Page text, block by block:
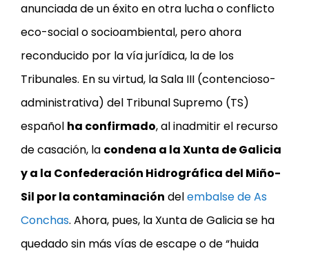
anunciada de un éxito en otra lucha o conflicto
eco-social o socioambiental, pero ahora
reconducido por la vía jurídica, la de los
Tribunales. En su virtud, la Sala III (contencioso-
administrativa) del Tribunal Supremo (TS)
español ha confirmado, al inadmitir el recurso
de casación, la condena a la Xunta de Galicia
y a la Confederación Hidrográfica del Miño-
Sil por la contaminación delembalse de As
Conchas. Ahora, pues, la Xunta de Galicia se ha
quedado sin más vías de escape o de “huida